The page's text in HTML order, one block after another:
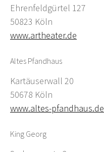
Ehrenfeldgürtel 127
50823 Köln
www.artheater.de
Altes Pfandhaus
Kartäuserwall 20
50678 Köln
www.altes-pfandhaus.de
King Georg